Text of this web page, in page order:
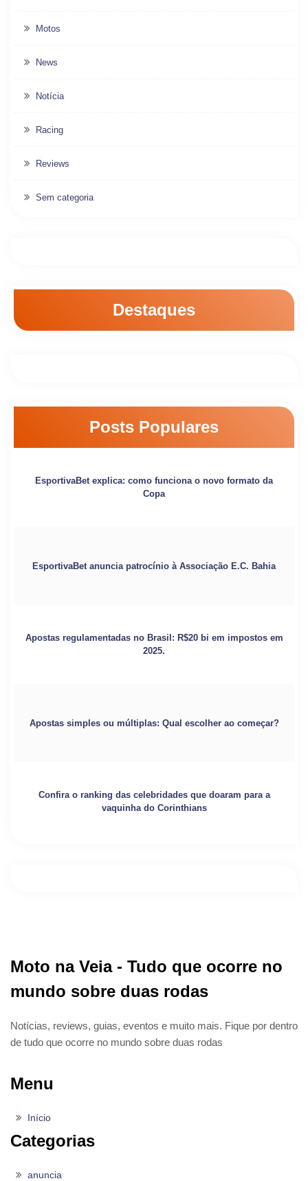
Motos
News
Notícia
Racing
Reviews
Sem categoria
Destaques
Posts Populares
EsportivaBet explica: como funciona o novo formato da
Copa
EsportivaBet anuncia patrocínio à Associação E.C. Bahia
Apostas regulamentadas no Brasil: R$20 bi em impostos em
2025.
Apostas simples ou múltiplas: Qual escolher ao começar?
Confira o ranking das celebridades que doaram para a
vaquinha do Corinthians
Moto na Veia - Tudo que ocorre no
mundo sobre duas rodas
Notícias, reviews, guias, eventos e muito mais. Fique por dentro
de tudo que ocorre no mundo sobre duas rodas
Menu
Início
Categorias
anuncia